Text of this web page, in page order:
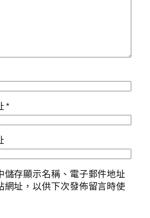
*
儲存顯示名稱、電子郵件地址
網址，以供下次發佈留言時使